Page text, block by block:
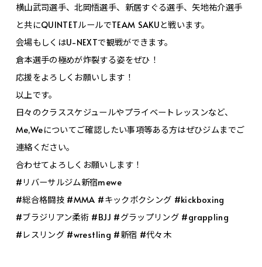
横山武司選手、北岡悟選手、新居すぐる選手、矢地祐介選手
と共にQUINTETルールでTEAM SAKUと戦います。
会場もしくはU-NEXTで観戦ができます。
倉本選手の極めが炸裂する姿をぜひ！
応援をよろしくお願いします！
以上です。
日々のクラススケジュールやプライベートレッスンなど、
Me,Weについてご確認したい事項等ある方はぜひジムまでご
連絡ください。
合わせてよろしくお願いします！
#リバーサルジム新宿mewe
#総合格闘技 #MMA #キックボクシング #kickboxing
#ブラジリアン柔術 #BJJ #グラップリング #grappling
#レスリング #wrestling #新宿 #代々木